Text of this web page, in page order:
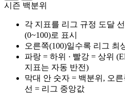
시즌 백분위
각 지표를 리그 규정 도달
(0~100)로 표시
오른쪽(100)일수록 리그 최
파랑 = 하위 · 빨강 = 상위
지표는 자동 반전)
막대 안 숫자 = 백분위, 오
선 = 리그 중앙값